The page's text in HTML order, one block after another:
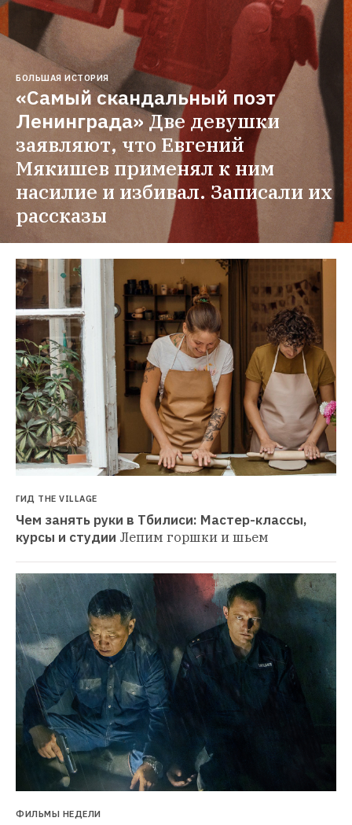
БОЛЬШАЯ ИСТОРИЯ
«Самый скандальный поэт
Ленинграда»Две девушки
заявляют, что Евгений
Мякишев применял к ним
насилие и избивал. Записали их
рассказы
ГИД THE VILLAGE
Чем занять руки в Тбилиси: Мастер-классы,
курсы и студии Лепим горшки и шьем
ФИЛЬМЫ НЕДЕЛИ